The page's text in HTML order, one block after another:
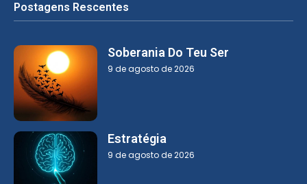
Postagens Rescentes
Soberania Do Teu Ser
9 de agosto de 2026
Estratégia
9 de agosto de 2026